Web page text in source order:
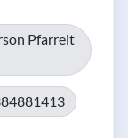
Pfarreit